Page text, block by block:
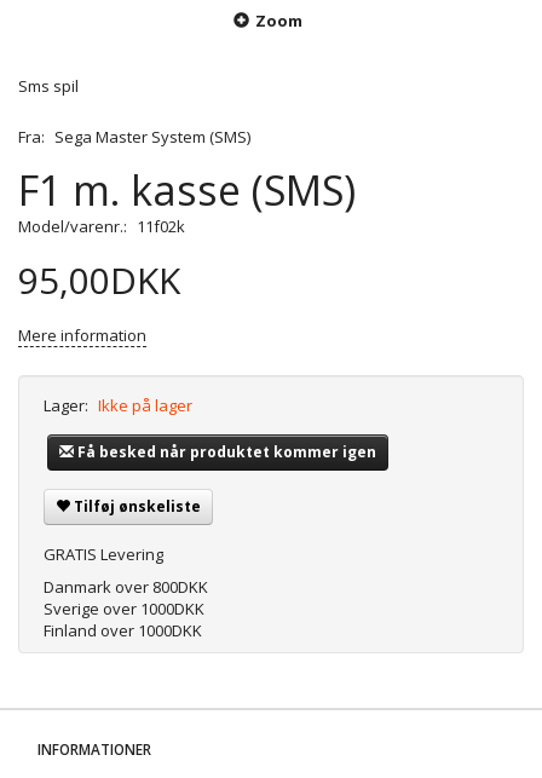
Zoom
Sms spil
Fra: Sega Master System (SMS)
F1 m. kasse (SMS)
Model/varenr.: 11f02k
95,00DKK
Mere information
Lager: Ikke på lager
Få besked når produktet kommer igen
Tilføj ønskeliste
GRATIS Levering
Danmark over 800DKK
Sverige over 1000DKK
Finland over 1000DKK
INFORMATIONER